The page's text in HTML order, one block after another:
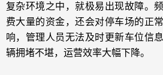
复杂环境之中，就极易出现故障。
费大量的资金，还会对停车场的正
响，管理人员无法及时更新车位信
辆拥堵不堪，运营效率大幅下降。